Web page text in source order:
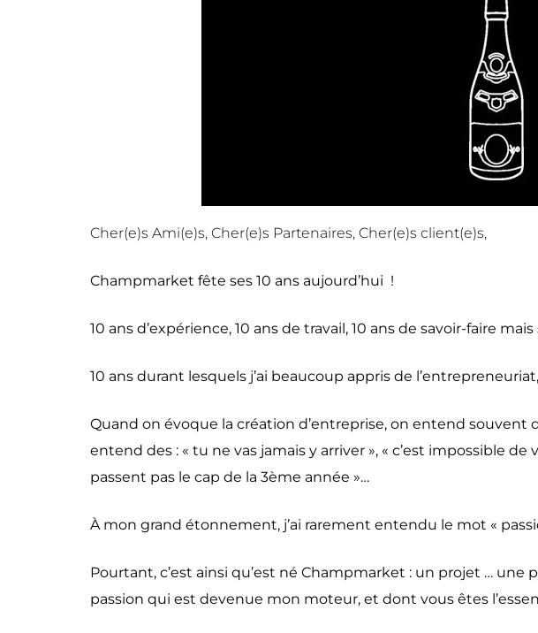
Cher(e)s Ami(e)s, Cher(e)s Partenaires, Cher(e)s client(e)s,
Champmarket fête ses 10 ans aujourd’hui !
10 ans d’expérience, 10 ans de travail, 10 ans de savoir-faire
10 ans durant lesquels j’ai beaucoup appris de
Quand on évoque la création d’entreprise, on entend souvent
entend des : « tu ne vas jamais y arriver », « c’est impossible
passent pas le cap de la 3ème année »…
À mon grand étonnement, j’ai rarement entendu le mot «
Pourtant, c’est ainsi qu’est né Champmarket : un projet …
passion qui est devenue mon moteur, et dont vous êtes